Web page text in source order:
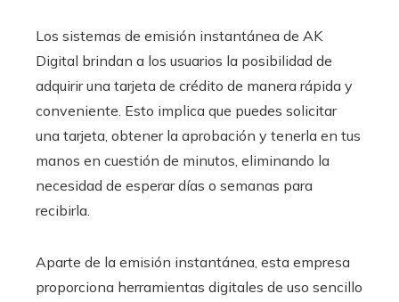
Los sistemas de emisión instantánea de AK
Digital brindan a los usuarios la posibilidad de
adquirir una tarjeta de crédito de manera rápida y
conveniente. Esto implica que puedes solicitar
una tarjeta, obtener la aprobación y tenerla en tus
manos en cuestión de minutos, eliminando la
necesidad de esperar días o semanas para
recibirla.
Aparte de la emisión instantánea, esta empresa
proporciona herramientas digitales de uso sencillo